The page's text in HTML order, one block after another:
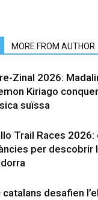
MORE FROM AUTHOR
Zinal 2026:
Kiriago
suïssa
Trail Races 2026:
per descobrir
catalans desafien